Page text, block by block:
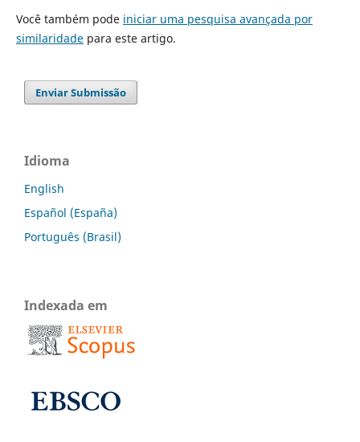
Você também pode iniciar uma pesquisa avançada por
similaridadepara este artigo.
Enviar Submissão
Idioma
English
Español (España)
Português (Brasil)
Indexada em